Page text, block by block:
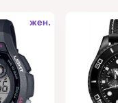
жен.